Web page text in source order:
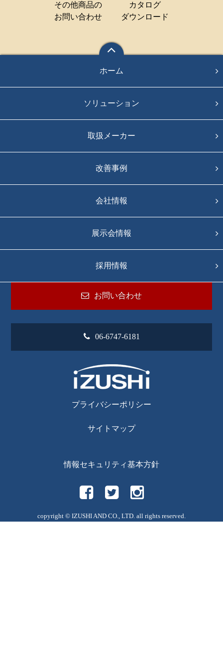
その他商品の
お問い合わせ
カタログ
ダウンロード
ホーム
ソリューション
取扱メーカー
改善事例
会社情報
展示会情報
採用情報
お問い合わせ
06-6747-6181
プライバシーポリシー
サイトマップ
情報セキュリティ基本方針
copyright © IZUSHI AND CO., LTD. all rights reserved.